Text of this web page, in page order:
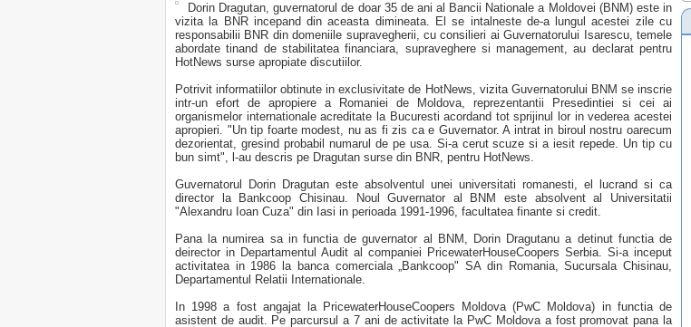
Dorin Dragutan, guvernatorul de doar 35 de ani al Bancii Nationale a Moldovei (BNM) este in
vizita la BNR incepand din aceasta dimineata. El se intalneste de-a lungul acestei zile cu
responsabilii BNR din domeniile supravegherii, cu consilieri ai Guvernatorului Isarescu, temele
abordate tinand de stabilitatea financiara, supraveghere si management, au declarat pentru
HotNews surse apropiate discutiilor.
Potrivit informatiilor obtinute in exclusivitate de HotNews, vizita Guvernatorului BNM se inscrie
intr-un efort de apropiere a Romaniei de Moldova, reprezentantii Presedintiei si cei ai
organismelor internationale acreditate la Bucuresti acordand tot sprijinul lor in vederea acestei
apropieri. "Un tip foarte modest, nu as fi zis ca e Guvernator. A intrat in biroul nostru oarecum
dezorientat, gresind probabil numarul de pe usa. Si-a cerut scuze si a iesit repede. Un tip cu
bun simt", l-au descris pe Dragutan surse din BNR, pentru HotNews.
Guvernatorul Dorin Dragutan este absolventul unei universitati romanesti, el lucrand si ca
director la Bankcoop Chisinau. Noul Guvernator al BNM este absolvent al Universitatii
"Alexandru Ioan Cuza" din Iasi in perioada 1991-1996, facultatea finante si credit.
Pana la numirea sa in functia de guvernator al BNM, Dorin Dragutanu a detinut functia de
deirector in Departamentul Audit al companiei PricewaterHouseCoopers Serbia. Si-a inceput
activitatea in 1986 la banca comerciala „Bankcoop" SA din Romania, Sucursala Chisinau,
Departamentul Relatii Internationale.
In 1998 a fost angajat la PricewaterHouseCoopers Moldova (PwC Moldova) in functia de
asistent de audit. Pe parcursul a 7 ani de activitate la PwC Moldova a fost promovat pana la